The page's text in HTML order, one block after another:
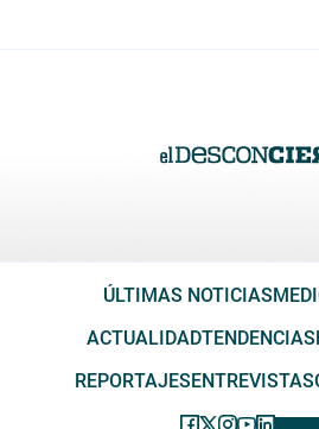
ÚLTIMAS NOTICIAS
ACTUALIDADTENDENCIAS
REPORTAJES ENTREVISTAS